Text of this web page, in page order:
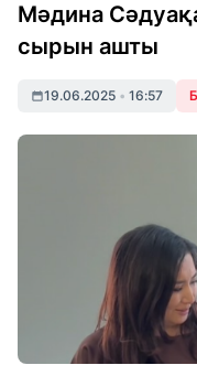
Мәдина
сырын ашты
19.06.2025 • 16:57